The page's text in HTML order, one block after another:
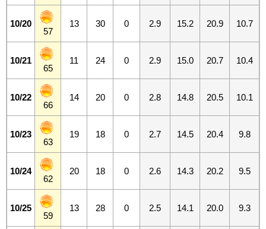
10/20
57
13 30 0 2.9 15.2 20.9 10.7
10/21
65
11 24 0 2.9 15.0 20.7 10.4
10/22
66
14 20 0 2.8 14.8 20.5 10.1
10/23
63
19 18 0 2.7 14.5 20.4 9.8
10/24
62
20 18 0 2.6 14.3 20.2 9.5
10/25
59
13 28 0 2.5 14.1 20.0 9.3